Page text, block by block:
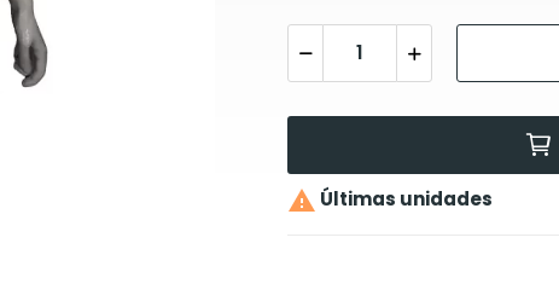
 Últimas unidades